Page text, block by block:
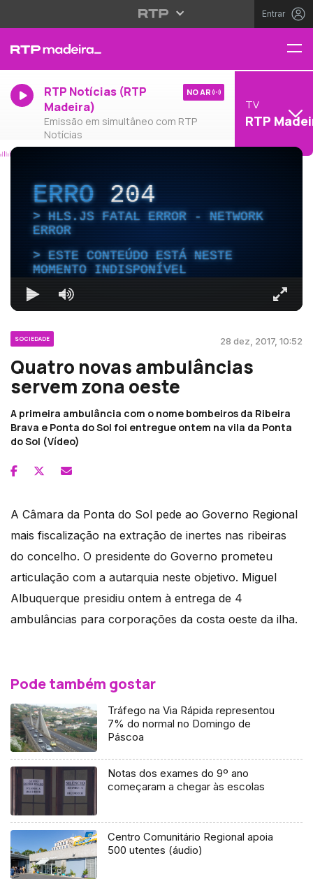
Entrar
RTP Notícias (RTP
Madeira)
Emissão em simultâneo com RTP
Notícias
NO AR
TV
RTP
ERRO204
HLS.JS FATAL ERROR - NETWORK
ERROR
ESTE CONTEÚDO ESTÁ NESTE
MOMENTO INDISPONÍVEL
SOCIEDADE 28 dez, 2017, 10:52
Quatro novas ambulâncias
servem zona oeste
A primeira ambulância com o nome bombeiros da Ribeira
Brava e Ponta do Sol foi entregue ontem na vila da Ponta
do Sol (Vídeo)
A Câmara da Ponta do Sol pede ao Governo Regional
mais fiscalização na extração de inertes nas ribeiras
do concelho. O presidente do Governo prometeu
articulação com a autarquia neste objetivo. Miguel
Albuquerque presidiu ontem à entrega de 4
ambulâncias para corporações da costa oeste da ilha.
Pode também gostar
Tráfego na Via Rápida representou
7% do normal no Domingo de
Páscoa
Notas dos exames do 9º ano
começaram a chegar às escolas
Centro Comunitário Regional apoia
500 utentes (áudio)